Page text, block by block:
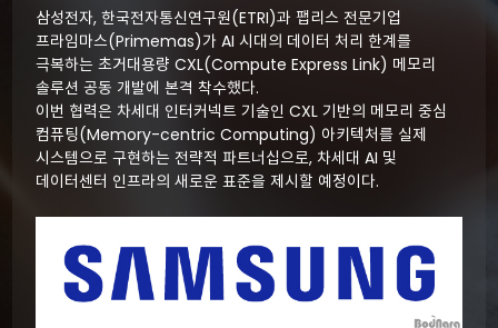
삼성전자, 한국전자통신연구원(ETRI)과 팹리스 전문기업
프라임마스(Primemas)가 AI 시대의 데이터 처리 한계를
극복하는 초거대용량 CXL(Compute Express Link) 메모리
솔루션 공동 개발에 본격 착수했다.
이번 협력은 차세대 인터커넥트 기술인 CXL 기반의 메모리 중심
컴퓨팅(Memory-centric Computing) 아키텍처를 실제
시스템으로 구현하는 전략적 파트너십으로, 차세대 AI 및
데이터센터 인프라의 새로운 표준을 제시할 예정이다.